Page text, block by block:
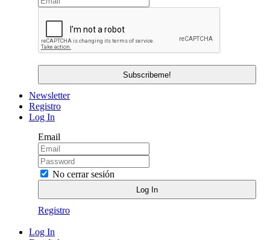
Newsletter
Registro
Log In
Email
No cerrar sesión
Registro
Log In